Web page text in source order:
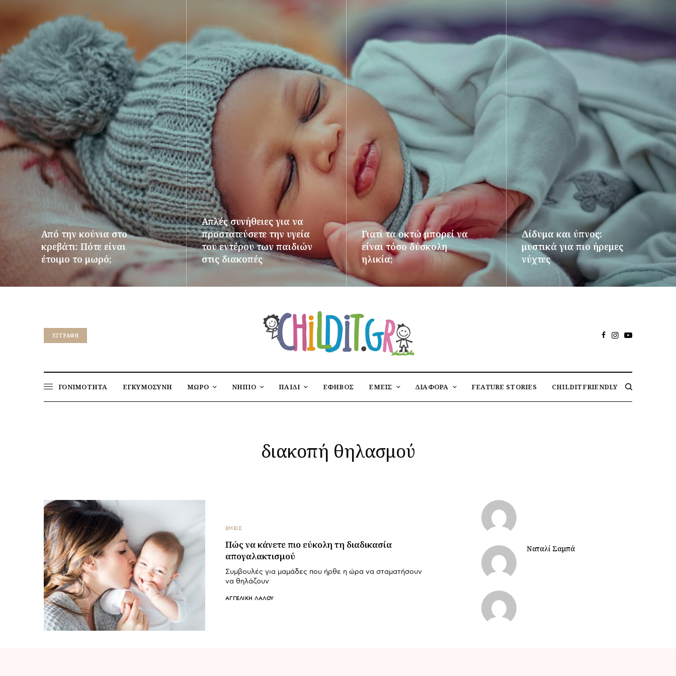
Από την κούνια στο
κρεβάτι: Πότε είναι
έτοιμο το μωρό;
Απλές συνήθειες για να
προστατεύσετε την υγεία
του εντέρου των παιδιών
στις διακοπές
Γιατί τα οκτώ μπορεί να
είναι τόσο δύσκολη
ηλικία;
ΠΕΡΙΣΣΌΤΕΡΑ
Δίδυμα και ύπνος:
μυστικά για πιο ήρεμες
νύχτες
ΠΕΡΙΣΣΌΤΕΡΑ
EΓΓΡΑΦΉ
ΓΟΝΙΜΟΤΗΤΑ ΕΓΚΥΜΟΣΥΝΗ ΜΩΡΟ ΝΗΠΙΟ ΠΑΙΔΙ ΕΦΗΒΟΣ ΕΜΕΙΣ ΔΙΑΦΟΡΑ FEATURE STORIES CHILDITFRIENDLY
διακοπή θηλασμού
ΕΜΕΙΣ
Πώς να κάνετε πιο εύκολη τη διαδικασία
απογαλακτισμού
Συμβουλές για μαμάδες που ήρθε η ώρα να σταματήσουν
να θηλάζουν
ΑΓΓΕΛΙΚΉ ΛΆΛΟΥ
Ναταλί Σαμπά